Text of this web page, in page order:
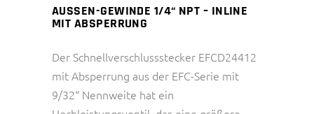
AUSSEN-GEWINDE 1/4“ NPT – INLINE
MIT ABSPERRUNG
Der Schnellverschlussstecker EFCD24412
mit Absperrung aus der EFC-Serie mit
9/32“ Nennweite hat ein